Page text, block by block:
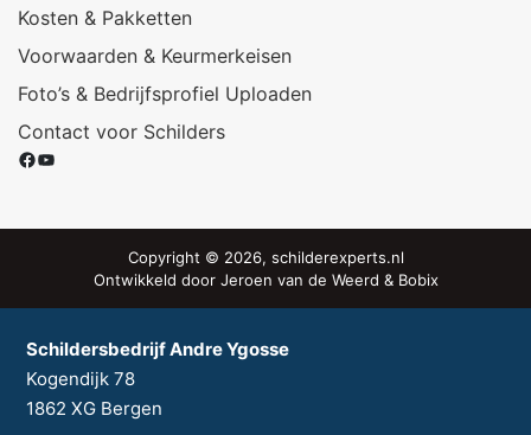
Schildersbedrijf Andre Ygosse
Kogendijk 78
1862 XG Bergen
Kosten & Pakketten
Voorwaarden & Keurmerkeisen
Foto’s & Bedrijfsprofiel Uploaden
Contact voor Schilders
Facebook
YouTube
Copyright © 2026, schilderexperts.nl
Ontwikkeld door Jeroen van de Weerd & Bobix